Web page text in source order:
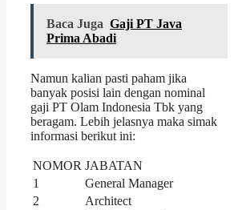
Baca Juga Gaji PT Java
Prima Abadi
Namun kalian pasti paham jika
banyak posisi lain dengan nominal
gaji PT Olam Indonesia Tbk yang
beragam. Lebih jelasnya maka simak
informasi berikut ini:
NOMOR JABATAN
1
General Manager
2
Architect